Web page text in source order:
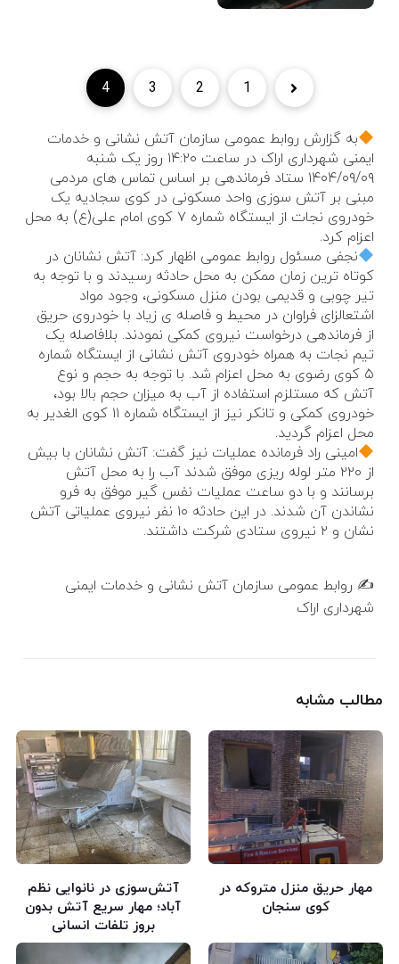
1
2
3
4
به گزارش روابط عمومی سازمان آتش نشانی و خدمات
ایمنی شهرداری اراک در ساعت ۱۴:۲۰ روز یک شنبه
۱۴۰۴/۰۹/۰۹ ستاد فرماندهی بر اساس تماس های مردمی
مبنی بر آتش سوزی واحد مسکونی در کوی سجادیه یک
خودروی نجات از ایستگاه شماره ۷ کوی امام علی(ع) به محل
اعزام کرد.
نجفی مسئول روابط عمومی اظهار کرد: آتش نشانان در
کوتاه ترین زمان ممکن به محل حادثه رسیدند و با توجه به
تیر چوبی و قدیمی بودن منزل مسکونی، وجود مواد
اشتعالزای فراوان در محیط و فاصله ی زیاد با خودروی حریق
از فرماندهی درخواست نیروی کمکی نمودند. بلافاصله یک
تیم نجات به همراه خودروی آتش نشانی از ایستگاه شماره
۵ کوی رضوی به محل اعزام شد. با توجه به حجم و نوع
آتش که مستلزم استفاده از آب به میزان حجم بالا بود،
خودروی کمکی و تانکر نیز از ایستگاه شماره ۱۱ کوی الغدیر به
محل اعزام گردید.
امینی راد فرمانده عملیات نیز گفت: آتش نشانان با بیش
از ۲۲۰ متر لوله ریزی موفق شدند آب را به محل آتش
برسانند و با دو ساعت عملیات نفس گیر موفق به فرو
نشاندن آن شدند. در این حادثه ۱۰ نفر نیروی عملیاتی آتش
نشان و ۲ نیروی ستادی شرکت داشتند.
✍️ روابط عمومی سازمان آتش نشانی و خدمات ایمنی
شهرداری اراک
مطالب مشابه
مهار حریق منزل متروکه در
کوی سنجان
آتش‌سوزی در نانوایی نظم
آباد؛ مهار سریع آتش بدون
بروز تلفات انسانی